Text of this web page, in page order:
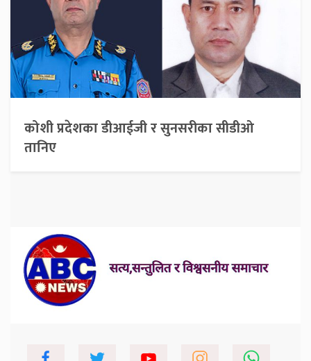
कोशी प्रदेशका डीआईजी र सुनसरीका सीडीओ
तानिए